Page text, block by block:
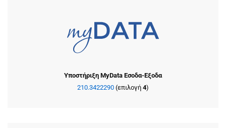
Υποστήριξη MyData Εσοδα-Εξοδα
210.3422290 (επιλογή 4)